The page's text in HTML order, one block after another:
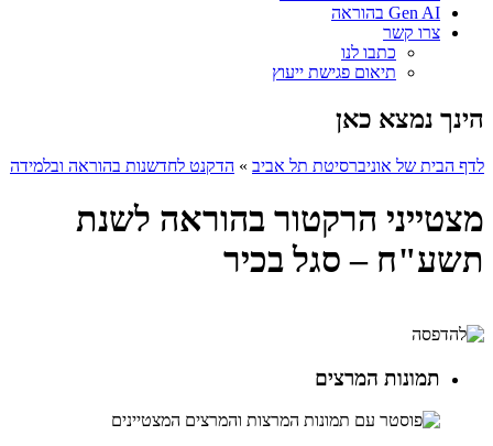
Gen AI בהוראה
צרו קשר
כתבו לנו
תיאום פגישת ייעוץ
הינך נמצא כאן
לדף הבית של אוניברסיטת תל אביב » הדקנט לחדשנות בהוראה ובלמידה
מצטייני הרקטור בהוראה לשנת
תשע"ח – סגל בכיר
תמונות המרצים